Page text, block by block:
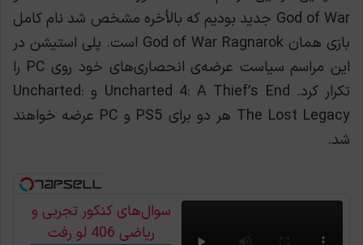
God of War جدید بودیم که بالأخره مشخص شد نام کامل
بازی همان God of War Ragnarok است. پلی استیشن در
این مراسم سیاست عرضه‌ی انحصاری‌های خود روی PC را
تکرار کرد. Uncharted 4: A Thief’s End و Uncharted:
The Lost Legacy هر دو برای PS5 و PC عرضه خواهند
شد.
سوال‌های کنکور تجربی و
ریاضی 406 لو رفت